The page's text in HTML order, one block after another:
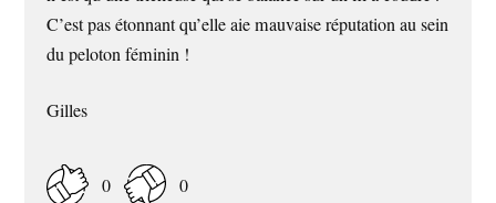
C’est pas étonnant qu’elle aie mauvaise réputation au sein
du peloton féminin !
Gilles
0 0